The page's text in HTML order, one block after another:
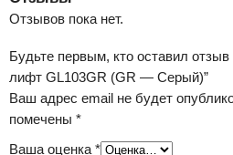
Отзывов пока нет.
Будьте первым, кто оставил
лифт GL103GR (GR — Серый)”
Ваш адрес email не будет
помечены *
Ваша оценка *